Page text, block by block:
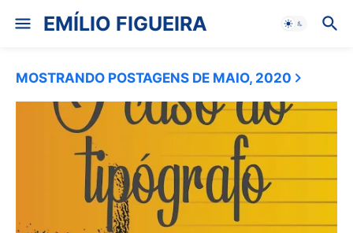
EMÍLIO FIGUEIRA
MOSTRANDO POSTAGENS DE MAIO, 2020